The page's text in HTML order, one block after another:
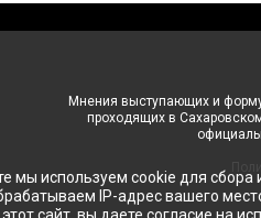
Мнения выступающих и
проходящих в
мы используем cookie для сбора
IP-адрес вашего